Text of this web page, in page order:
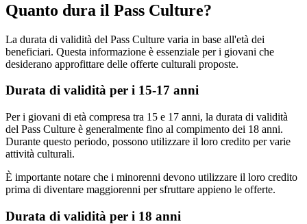
Quanto dura il Pass Culture?
La durata di validità del Pass Culture varia in base all'età dei
beneficiari. Questa informazione è essenziale per i giovani che
desiderano approfittare delle offerte culturali proposte.
Durata di validità per i 15-17 anni
Per i giovani di età compresa tra 15 e 17 anni, la durata di validità
del Pass Culture è generalmente fino al compimento dei 18 anni.
Durante questo periodo, possono utilizzare il loro credito per varie
attività culturali.
È importante notare che i minorenni devono utilizzare il loro credito
prima di diventare maggiorenni per sfruttare appieno le offerte.
Durata di validità per i 18 anni